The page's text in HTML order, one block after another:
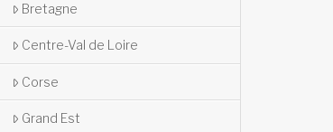
Bretagne
Centre-Val de Loire
Corse
Grand Est